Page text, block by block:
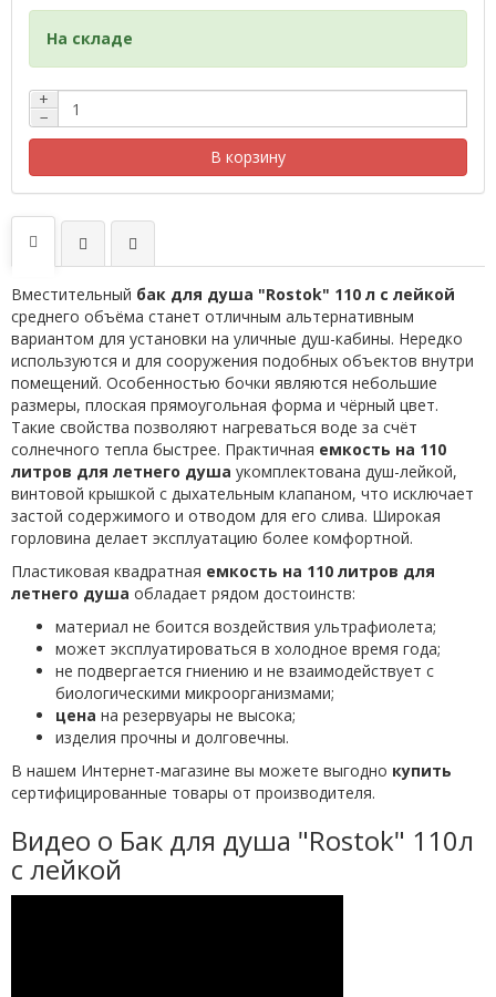
На складе
+
−
В корзину
Вместительный бак для душа "Rostok" 110 л с лейкой
среднего объёма станет отличным альтернативным
вариантом для установки на уличные душ-кабины. Нередко
используются и для сооружения подобных объектов внутри
помещений. Особенностью бочки являются небольшие
размеры, плоская прямоугольная форма и чёрный цвет.
Такие свойства позволяют нагреваться воде за счёт
солнечного тепла быстрее. Практичная емкость на 110
литров для летнего душа укомплектована душ-лейкой,
винтовой крышкой с дыхательным клапаном, что исключает
застой содержимого и отводом для его слива. Широкая
горловина делает эксплуатацию более комфортной.
Пластиковая квадратная емкость на 110 литров для
летнего душа обладает рядом достоинств:
материал не боится воздействия ультрафиолета;
может эксплуатироваться в холодное время года;
не подвергается гниению и не взаимодействует с
биологическими микроорганизмами;
цена на резервуары не высока;
изделия прочны и долговечны.
В нашем Интернет-магазине вы можете выгодно купить
сертифицированные товары от производителя.
Видео о Бак для душа "Rostok" 110л
с лейкой